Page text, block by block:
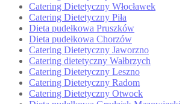
Catering Dietetyczny Włocławek
Catering Dietetyczny Piła
Dieta pudełkowa Pruszków
Dieta pudełkowa Chorzów
Catering Dietetyczny Jaworzno
Catering dietetyczny Wałbrzych
Catering Dietetyczny Leszno
Catering Dietetyczny Radom
Catering Dietetyczny Otwock